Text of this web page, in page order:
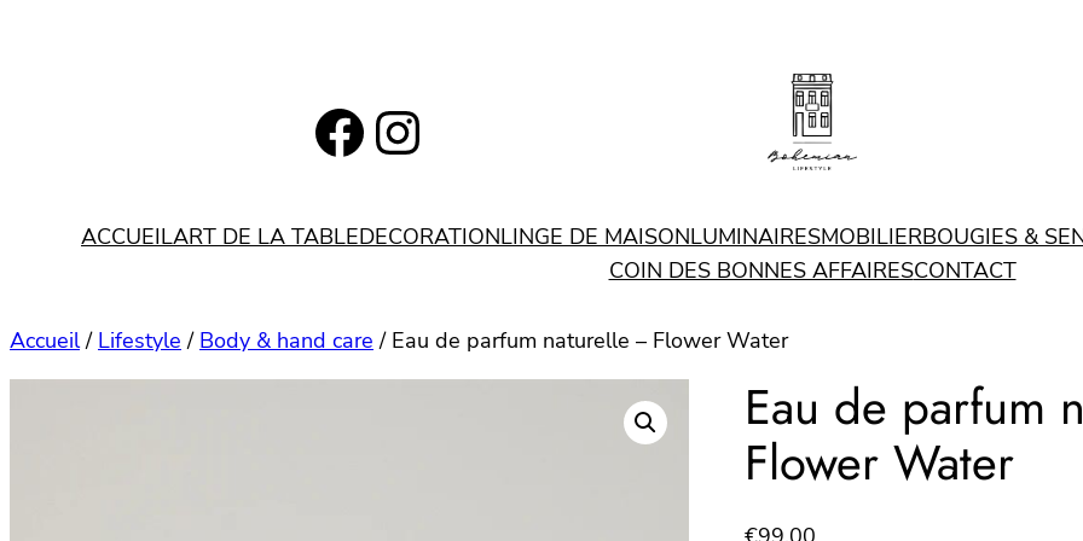
https://www.facebook.com/bohemianlifestyle.be Instagram
ACCUEILART DE LA TABLEDECORATIONLINGE DE MAISONLUMINAIRESMOBILIERBOUGIES &
COIN DES BONNES AFFAIRESCONTACT
Accueil/ Lifestyle / Body & hand care / Eau de parfum naturelle – Flower Water
Eau de parfum
Flower Water